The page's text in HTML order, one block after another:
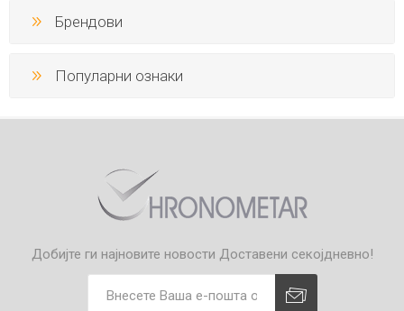
Брендови
Популарни ознаки
Добијте ги најновите новости Доставени секојдневно!